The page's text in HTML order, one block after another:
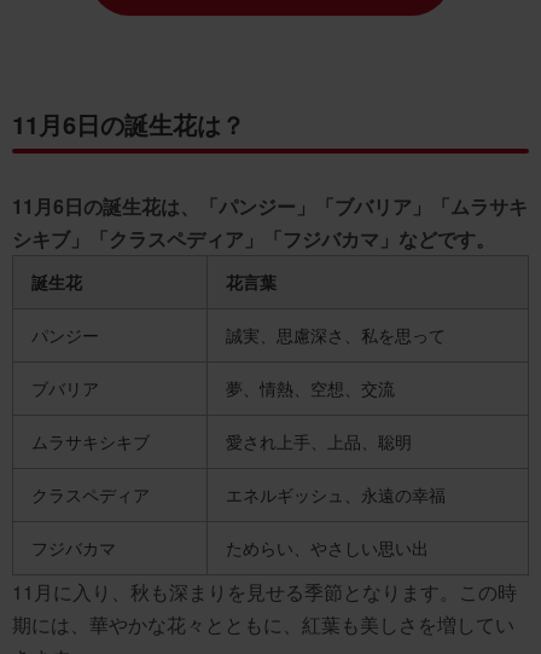
11月6日の誕生花は？
11月6日の誕生花は、「パンジー」「ブバリア」「ムラサキ
シキブ」「クラスペディア」「フジバカマ」などです。
誕生花 花言葉
パンジー 誠実、思慮深さ、私を思って
ブバリア 夢、情熱、空想、交流
ムラサキシキブ 愛され上手、上品、聡明
クラスペディア エネルギッシュ、永遠の幸福
フジバカマ ためらい、やさしい思い出
11月に入り、秋も深まりを見せる季節となります。この時
期には、華やかな花々とともに、紅葉も美しさを増してい